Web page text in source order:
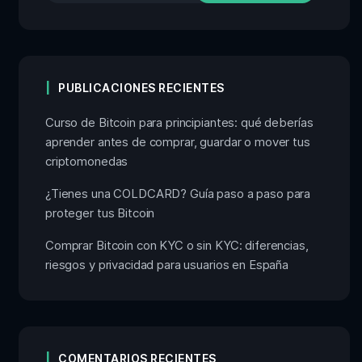
PUBLICACIONES RECIENTES
Curso de Bitcoin para principiantes: qué deberías
aprender antes de comprar, guardar o mover tus
criptomonedas
¿Tienes una COLDCARD? Guía paso a paso para
proteger tus Bitcoin
Comprar Bitcoin con KYC o sin KYC: diferencias,
riesgos y privacidad para usuarios en España
COMENTARIOS RECIENTES